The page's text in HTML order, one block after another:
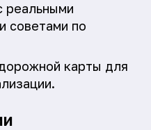
реальными
советами по
карты для